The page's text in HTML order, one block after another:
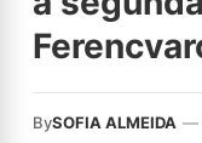
BySOFIA ALMEIDA —